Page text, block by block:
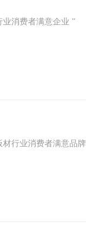
业消费者满意企业 ”
材行业消费者满意品牌